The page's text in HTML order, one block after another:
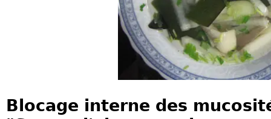
Blocage interne des